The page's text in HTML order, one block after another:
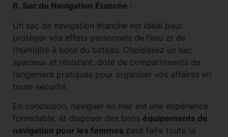
6. Sac de Navigation Étanche :
Un sac de navigation étanche est idéal pour
protéger vos effets personnels de l’eau et de
l’humidité à bord du bateau. Choisissez un sac
spacieux et résistant, doté de compartiments de
rangement pratiques pour organiser vos affaires en
toute sécurité.
En conclusion, naviguer en mer est une expérience
formidable, et disposer des bons équipements de
navigation pour les femmes peut faire toute la